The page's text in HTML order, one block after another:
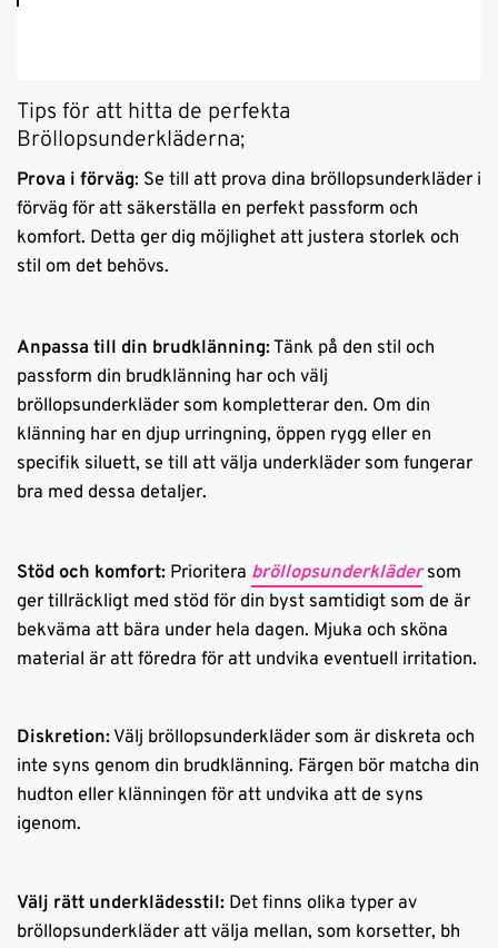
Tips för att hitta de perfekta
Bröllopsunderkläderna;
Prova i förväg: Se till att prova dina bröllopsunderkläder i
förväg för att säkerställa en perfekt passform och
komfort. Detta ger dig möjlighet att justera storlek och
stil om det behövs.
Anpassa till din brudklänning:Tänk på den stil och
passform din brudklänning har och välj
bröllopsunderkläder som kompletterar den. Om din
klänning har en djup urringning, öppen rygg eller en
specifik siluett, se till att välja underkläder som fungerar
bra med dessa detaljer.
Stöd och komfort: Prioritera bröllopsunderklädersom
ger tillräckligt med stöd för din byst samtidigt som de är
bekväma att bära under hela dagen. Mjuka och sköna
material är att föredra för att undvika eventuell irritation.
Diskretion:Välj bröllopsunderkläder som är diskreta och
inte syns genom din brudklänning. Färgen bör matcha din
hudton eller klänningen för att undvika att de syns
igenom.
Välj rätt underklädesstil: Det finns olika typer av
bröllopsunderkläder att välja mellan, som korsetter, bh